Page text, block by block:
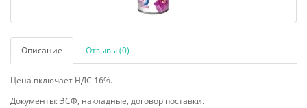
Описание Отзывы (0)
Цена включает НДС 16%.
Документы: ЭСФ, накладные, договор поставки.